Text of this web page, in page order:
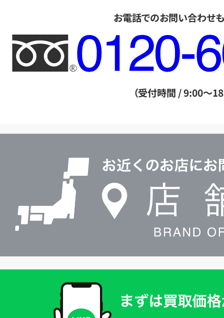
お電話でのお問い合わせ
フ
リ
ー
ル
（受付時間 / 9:00～